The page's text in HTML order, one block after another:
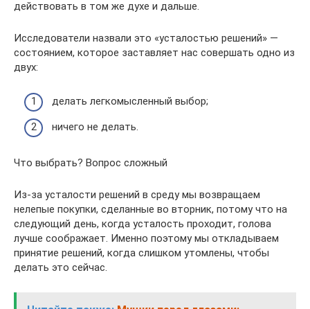
действовать в том же духе и дальше.
Исследователи назвали это «усталостью решений» —
состоянием, которое заставляет нас совершать одно из
двух:
делать легкомысленный выбор;
ничего не делать.
Что выбрать? Вопрос сложный
Из-за усталости решений в среду мы возвращаем
нелепые покупки, сделанные во вторник, потому что на
следующий день, когда усталость проходит, голова
лучше соображает. Именно поэтому мы откладываем
принятие решений, когда слишком утомлены, чтобы
делать это сейчас.